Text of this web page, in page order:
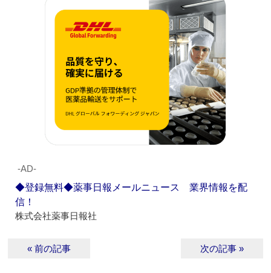
‐AD‐
◆登録無料◆薬事日報メールニュース 業界情報を配
信！
株式会社薬事日報社
« 前の記事 次の記事 »